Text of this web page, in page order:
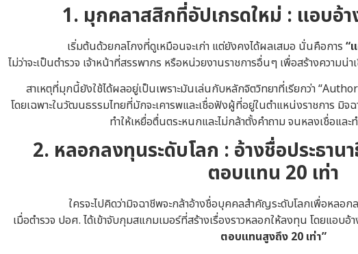
1. มุกคลาสสิกที่อัปเกรดใหม่ : แอบอ้า
เริ่มต้นด้วยกลโกงที่ดูเหมือนจะเก่า แต่ยังคงได้ผลเสมอ นั่นคือการ “
ไม่ว่าจะเป็นตำรวจ เจ้าหน้าที่สรรพากร หรือหน่วยงานราชการอื่นๆ เพื่อสร้างความน่
สาเหตุที่มุกนี้ยังใช้ได้ผลอยู่เป็นเพราะมันเล่นกับหลักจิตวิทยาที่เรียกว่า
โดยเฉพาะในวัฒนธรรมไทยที่มักจะเคารพและเชื่อฟังผู้ที่อยู่ในตำแหน่งราชการ มิ
ทำให้เหยื่อตื่นตระหนกและไม่กล้าตั้งคำถาม จนหลงเชื่อและ
2. หลอกลงทุนระดับโลก : อ้างชื่อประธาน
ตอบแทน 20 เท่า
ใครจะไปคิดว่ามิจฉาชีพจะกล้าอ้างชื่อบุคคลสำคัญระดับโลกเพื่อหลอ
เมื่อตำรวจ ปอศ. ได้เข้าจับกุมสแกมเมอร์ที่สร้างเรื่องราวหลอกให้ลงทุน โดยแอบ
ตอบแทนสูงถึง 20 เท่า”